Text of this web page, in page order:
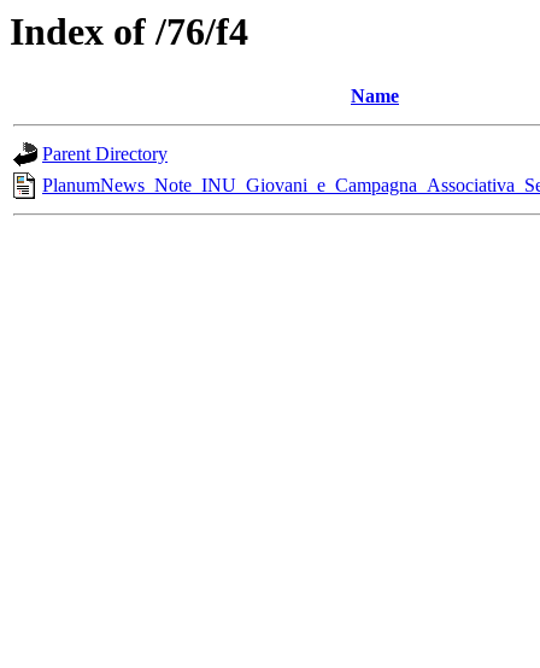
Index of /76/f4
Name
Parent Directory